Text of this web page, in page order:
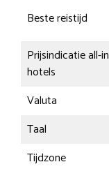
Beste reistijd
Prijsindicatie all-in
hotels
Valuta
Taal
Tijdzone